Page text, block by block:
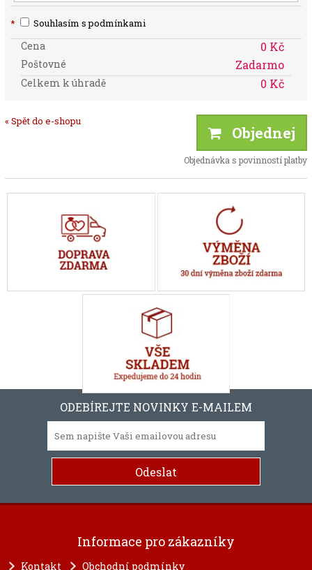
* Souhlasím s podmínkami
Cena 0 Kč
Poštovné Zadarmo
Celkem k úhradě 0 Kč
« Spět do e-shopu
Objednej
Objednávka s povinností platby
ODEBÍREJTE NOVINKY E-MAILEM
Informace pro zákazníky
Kontakt
Obchodní podmínky